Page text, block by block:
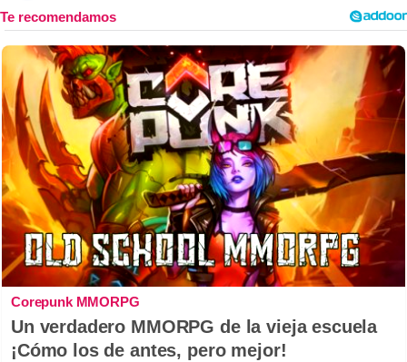
Corepunk MMORPG
Un verdadero MMORPG de la vieja escuela
¡Cómo los de antes, pero mejor!